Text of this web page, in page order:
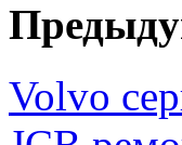
Volvo